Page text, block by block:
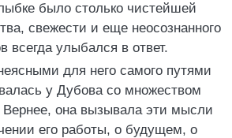
было столько чистейшей
свежести и еще неосознанного
всегда улыбался в ответ.
для него самого путями
у Дубова со множеством
она вызывала эти мысли
его работы, о будущем, о